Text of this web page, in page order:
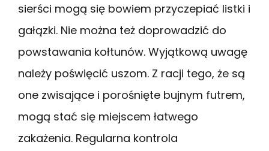
sierści mogą się bowiem przyczepiać listki i
gałązki. Nie można też doprowadzić do
powstawania kołtunów. Wyjątkową uwagę
należy poświęcić uszom. Z racji tego, że są
one zwisające i porośnięte bujnym futrem,
mogą stać się miejscem łatwego
zakażenia. Regularna kontrola